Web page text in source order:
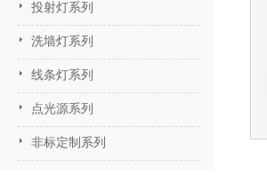
投射灯系列
洗墙灯系列
线条灯系列
点光源系列
非标定制系列